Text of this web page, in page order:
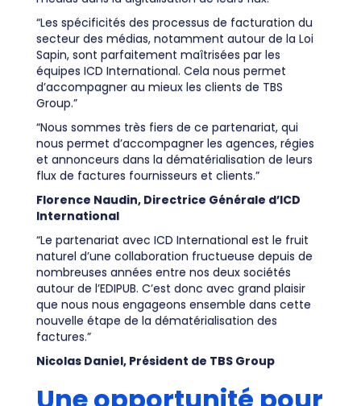
“Les spécificités des processus de facturation du
secteur des médias, notamment autour de la Loi
Sapin, sont parfaitement maîtrisées par les
équipes ICD International. Cela nous permet
d’accompagner au mieux les clients de TBS
Group.”
“Nous sommes très fiers de ce partenariat, qui
nous permet d’accompagner les agences, régies
et annonceurs dans la dématérialisation de leurs
flux de factures fournisseurs et clients.”
Florence Naudin, Directrice Générale d’ICD
International
“Le partenariat avec ICD International est le fruit
naturel d’une collaboration fructueuse depuis de
nombreuses années entre nos deux sociétés
autour de l’EDIPUB. C’est donc avec grand plaisir
que nous nous engageons ensemble dans cette
nouvelle étape de la dématérialisation des
factures.”
Nicolas Daniel, Président de TBS Group